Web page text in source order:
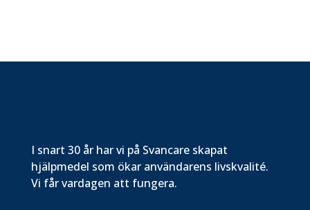
I snart 30 år har vi på Svancare skapat
hjälpmedel som ökar användarens livskvalité.
Vi får vardagen att fungera.